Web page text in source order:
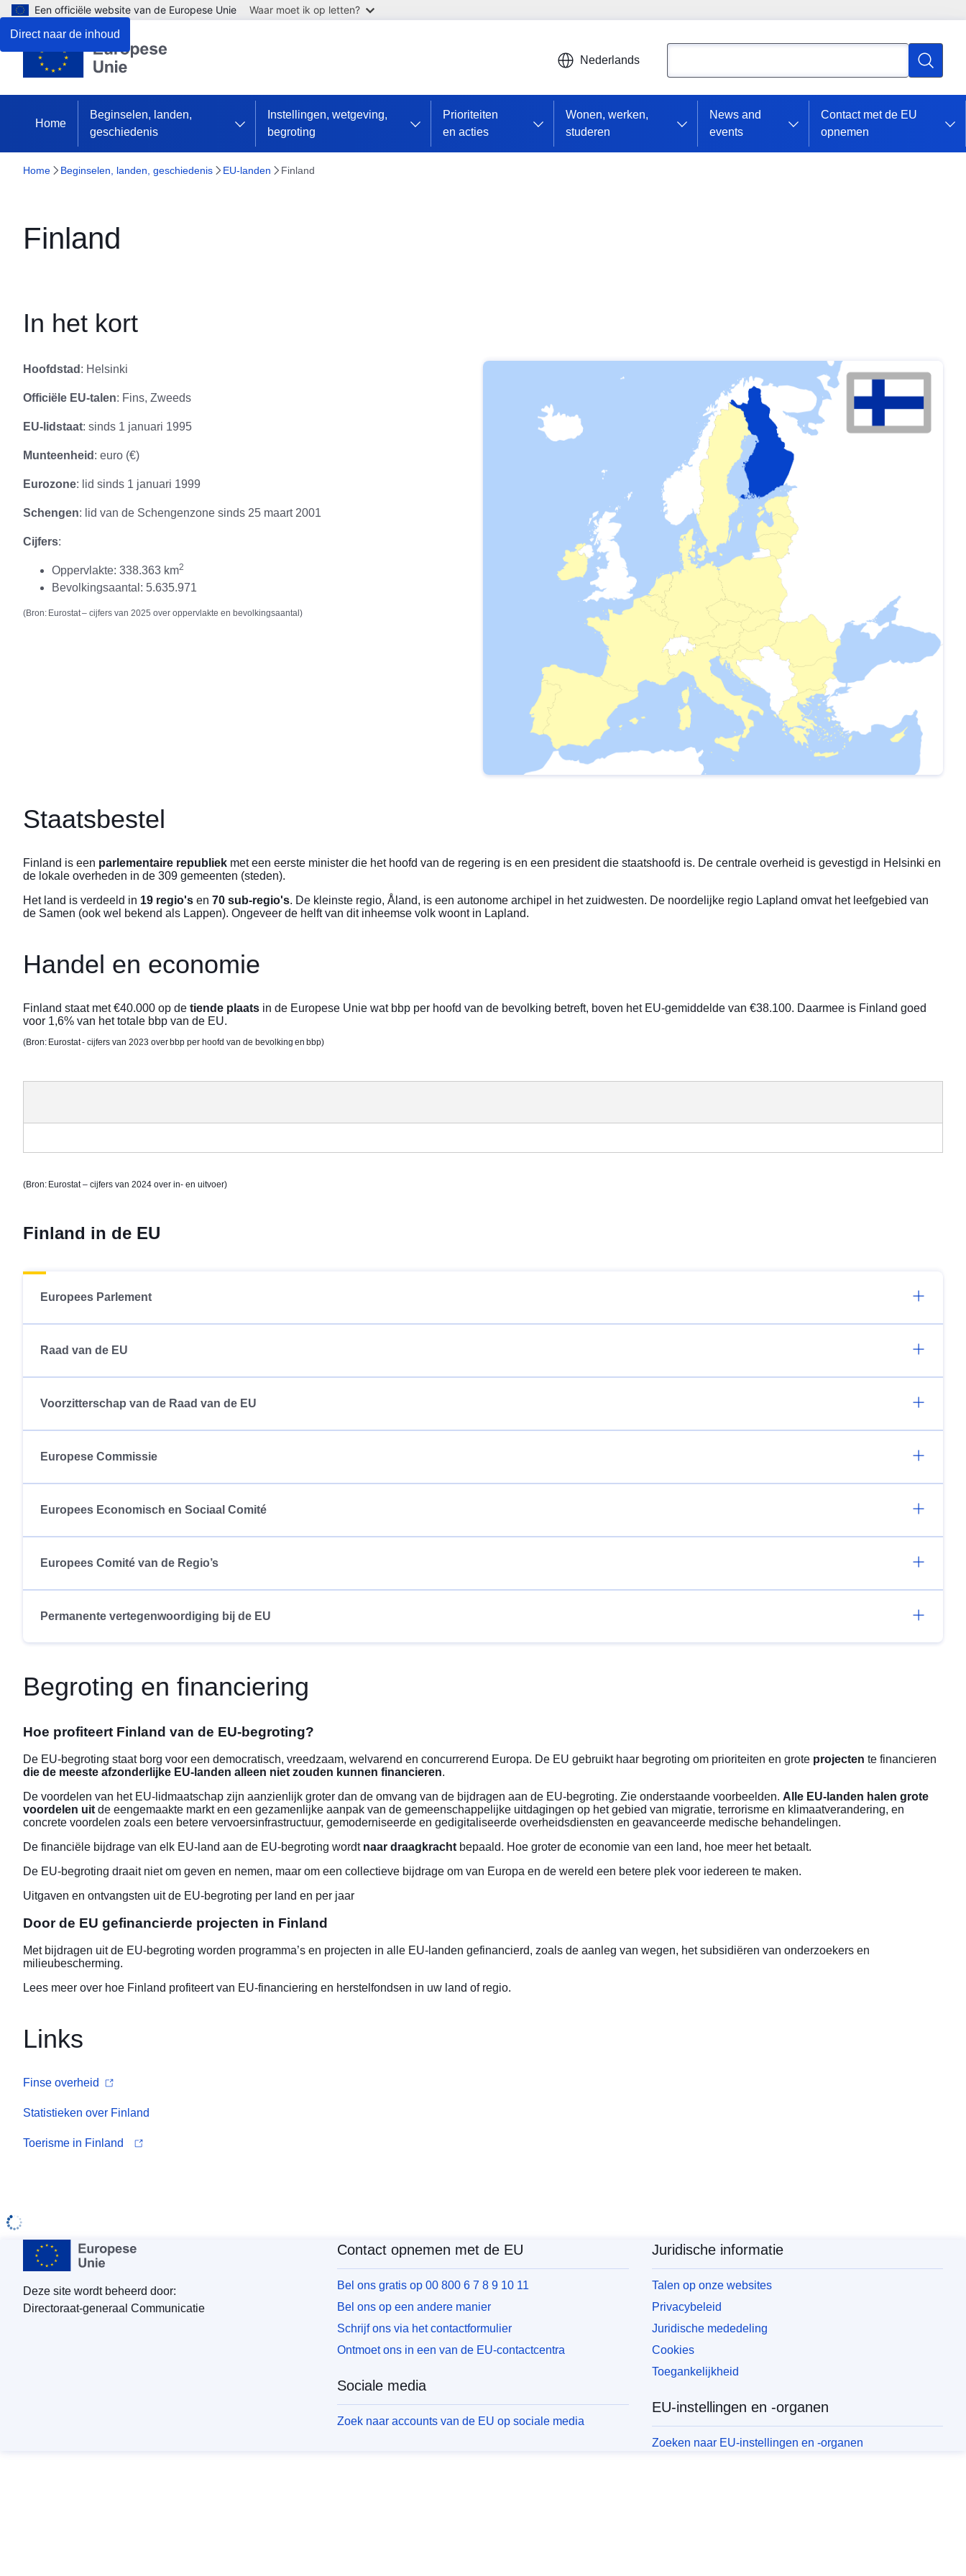
Direct naar de inhoud
Een officiële website van de Europese Unie Waar moet ik op letten?
Nederlands
Zoeken
Home
Beginselen, landen,
geschiedenis
Instellingen, wetgeving,
begroting
Prioriteiten
en acties
Wonen, werken,
studeren
News and
events
Contact met de EU
opnemen
Home Beginselen, landen, geschiedenis EU-landen Finland
Finland
In het kort
Hoofdstad : Helsinki
Officiële EU-talen: Fins, Zweeds
EU-lidstaat: sinds 1 januari 1995
Munteenheid : euro (€)
Eurozone: lid sinds 1 januari 1999
Schengen: lid van de Schengenzone sinds 25 maart 2001
Cijfers:
Oppervlakte: 338.363 km2
Bevolkingsaantal: 5.635.971
(Bron: Eurostat– cijfers van 2025 over oppervlakte en bevolkingsaantal)
Staatsbestel
Finland is een parlementaire republiek met een eerste minister die het hoofd van de regering is en een president die staatshoofd is. De centrale overheid is gevestigd in Helsinki en
de lokale overheden in de 309 gemeenten (steden).
Het land is verdeeld in 19 regio's en 70 sub-regio's. De kleinste regio, Åland, is een autonome archipel in het zuidwesten. De noordelijke regio Lapland omvat het leefgebied van
de Samen (ook wel bekend als Lappen). Ongeveer de helft van dit inheemse volk woont in Lapland.
Handel en economie
Finland staat met €40.000 op de tiende plaats in de Europese Unie wat bbp per hoofd van de bevolking betreft, boven het EU-gemiddelde van €38.100. Daarmee is Finland goed
voor 1,6% van het totale bbp van de EU.
(Bron: Eurostat - cijfers van 2023 over bbp per hoofd van de bevolking en bbp)
(Bron: Eurostat – cijfers van 2024 over in- en uitvoer)
Finland in de EU
Europees Parlement
Raad van de EU
Voorzitterschap van de Raad van de EU
Europese Commissie
Europees Economisch en Sociaal Comité
Europees Comité van de Regio’s
Permanente vertegenwoordiging bij de EU
Begroting en financiering
Hoe profiteert Finland van de EU-begroting?
De EU-begroting staat borg voor een democratisch, vreedzaam, welvarend en concurrerend Europa. De EU gebruikt haar begroting om prioriteiten en grote projecten te financieren
die de meeste afzonderlijke EU-landen alleen niet zouden kunnen financieren.
De voordelen van het EU-lidmaatschap zijn aanzienlijk groter dan de omvang van de bijdragen aan de EU-begroting. Zie onderstaande voorbeelden. Alle EU-landen halen grote
voordelen uit de eengemaakte markt en een gezamenlijke aanpak van de gemeenschappelijke uitdagingen op het gebied van migratie, terrorisme en klimaatverandering, en
concrete voordelen zoals een betere vervoersinfrastructuur, gemoderniseerde en gedigitaliseerde overheidsdiensten en geavanceerde medische behandelingen.
De financiële bijdrage van elk EU-land aan de EU-begroting wordt naar draagkracht bepaald. Hoe groter de economie van een land, hoe meer het betaalt.
De EU-begroting draait niet om geven en nemen, maar om een collectieve bijdrage om van Europa en de wereld een betere plek voor iedereen te maken.
Uitgaven en ontvangsten uit de EU-begroting per land en per jaar
Door de EU gefinancierde projecten in Finland
Met bijdragen uit de EU-begroting worden programma’s en projecten in alle EU-landen gefinancierd, zoals de aanleg van wegen, het subsidiëren van onderzoekers en
milieubescherming.
Lees meer over hoe Finland profiteert van EU-financiering en herstelfondsen in uw land of regio.
Links
Finse overheid
Statistieken over Finland
Toerisme in Finland
Deze site wordt beheerd door:
Directoraat-generaal Communicatie
Contact opnemen met de EU
Bel ons gratis op 00 800 6 7 8 9 10 11
Bel ons op een andere manier
Schrijf ons via het contactformulier
Ontmoet ons in een van de EU-contactcentra
Sociale media
Zoek naar accounts van de EU op sociale media
Juridische informatie
Talen op onze websites
Privacybeleid
Juridische mededeling
Cookies
Toegankelijkheid
EU-instellingen en -organen
Zoeken naar EU-instellingen en -organen